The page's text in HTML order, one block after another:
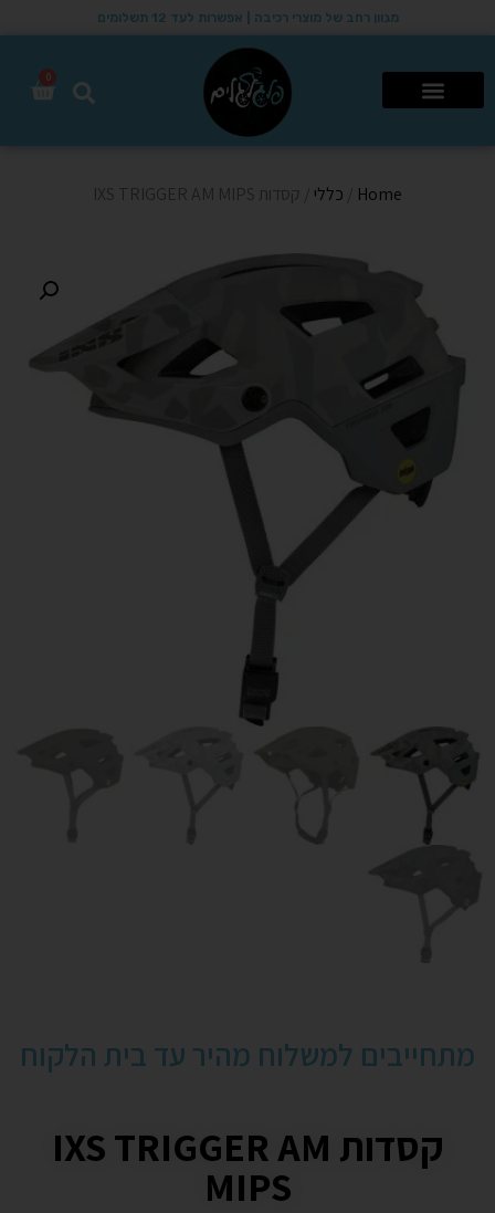
מגוון רחב של מוצרי רכיבה | אפשרות לעד 12 תשלומים
0
Home כללי / קסדות IXS TRIGGER AM MIPS
קסדות IXS TRIGGER AM
MIPS
מתחייבים למשלוח מהיר עד בית הלקוח